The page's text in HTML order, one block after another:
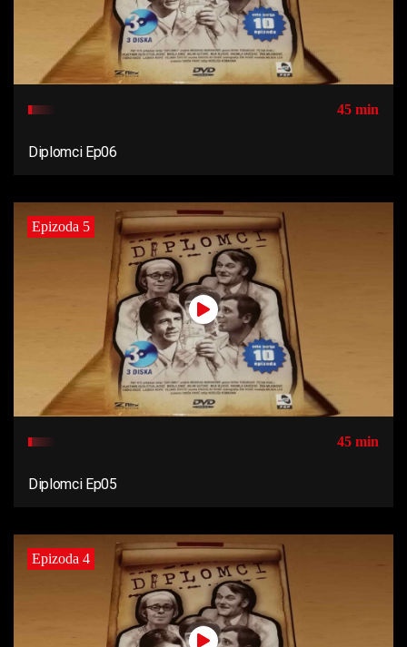
45 min
Diplomci Ep06
Epizoda 5
45 min
Diplomci Ep05
Epizoda 4